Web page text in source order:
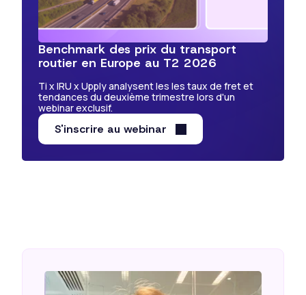
Benchmark des prix du transport
routier en Europe au T2 2026
Ti x IRU x Upply analysent les les taux de fret et
tendances du deuxième trimestre lors d'un
webinar exclusif.
S'inscrire au webinar